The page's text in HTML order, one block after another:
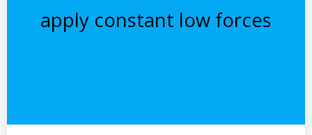
apply constant low forces